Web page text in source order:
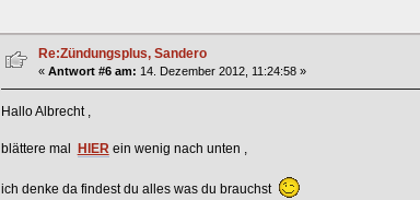
Re:Zündungsplus, Sandero
« Antwort #6 am: 14. Dezember 2012, 11:24:58 »
Hallo Albrecht ,
blättere mal HIERein wenig nach unten ,
ich denke da findest du alles was du brauchst